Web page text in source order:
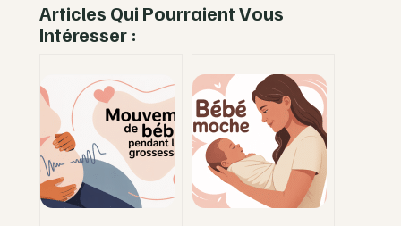
Articles Qui Pourraient Vous
Intéresser :